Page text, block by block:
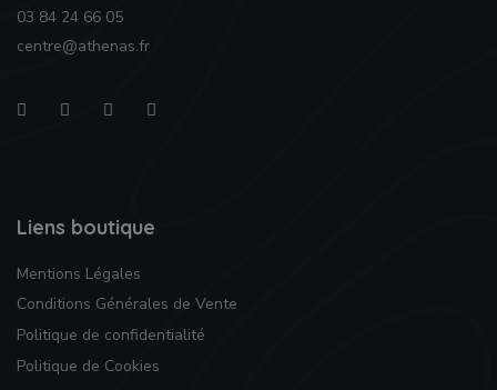
03 84 24 66 05
centre@athenas.fr
Liens boutique
Mentions Légales
Conditions Générales de Vente
Politique de confidentialité
Politique de Cookies